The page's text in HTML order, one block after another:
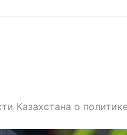
Казахстана о